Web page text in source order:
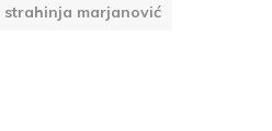
strahinja marjanović